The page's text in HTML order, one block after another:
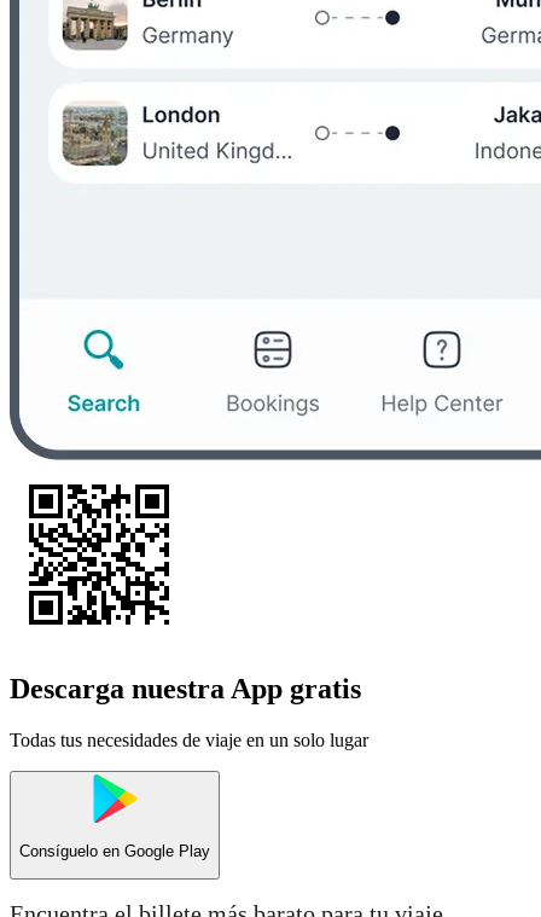
Descarga nuestra App gratis
Todas tus necesidades de viaje en un solo lugar
Consíguelo en Google Play